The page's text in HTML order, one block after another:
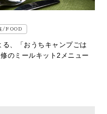
/FOOD
、「おうちキャンプごは
のミールキット2メニュー